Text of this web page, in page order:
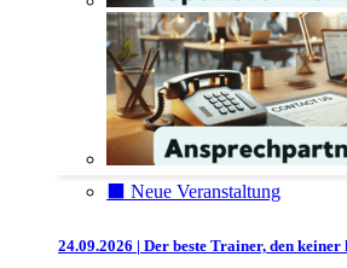
⬛️ Neue Veranstaltung
24.09.2026 | Der beste Trainer, den